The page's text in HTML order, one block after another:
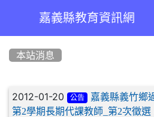
嘉義縣教育資訊網
本站消息
文章列表
2012-01-20 公告
嘉義縣義竹鄉
第2學期長期代課教師_第2次徵選